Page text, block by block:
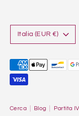
Cerca Blog Partita
Valuta
Italia (EUR €)
Metodi
di
pagamento